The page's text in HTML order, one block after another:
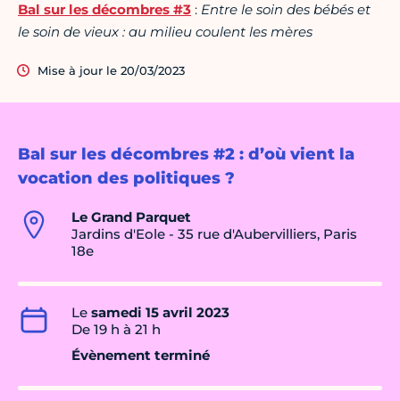
Bal sur les décombres #2 : d’où vient la
vocation des politiques ?
Le Grand Parquet
Jardins d'Eole - 35 rue d'Aubervilliers, Paris
18e
Le samedi 15 avril 2023
De 19 h à 21 h
Évènement terminé
Bal sur les décombres #3 : Entre le soin des bébés et
le soin de vieux : au milieu coulent les mères
Mise à jour le 20/03/2023